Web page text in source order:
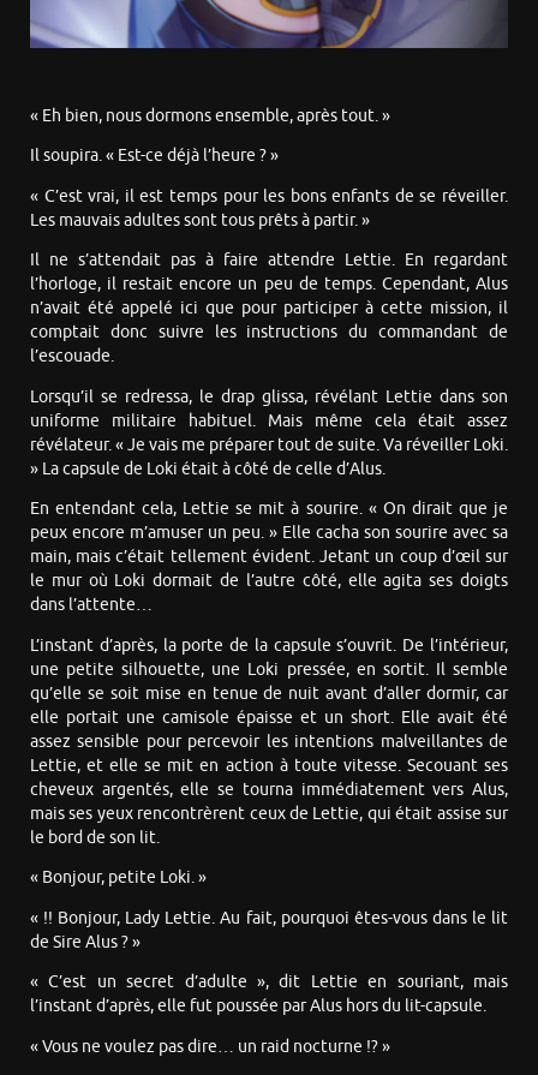
« Eh bien, nous dormons ensemble, après tout. »
Il soupira. « Est-ce déjà l’heure ? »
« C’est vrai, il est temps pour les bons enfants de se réveiller.
Les mauvais adultes sont tous prêts à partir. »
Il ne s’attendait pas à faire attendre Lettie. En regardant
l’horloge, il restait encore un peu de temps. Cependant, Alus
n’avait été appelé ici que pour participer à cette mission, il
comptait donc suivre les instructions du commandant de
l’escouade.
Lorsqu’il se redressa, le drap glissa, révélant Lettie dans son
uniforme militaire habituel. Mais même cela était assez
révélateur. « Je vais me préparer tout de suite. Va réveiller Loki.
» La capsule de Loki était à côté de celle d’Alus.
En entendant cela, Lettie se mit à sourire. « On dirait que je
peux encore m’amuser un peu. » Elle cacha son sourire avec sa
main, mais c’était tellement évident. Jetant un coup d’œil sur
le mur où Loki dormait de l’autre côté, elle agita ses doigts
dans l’attente…
L’instant d’après, la porte de la capsule s’ouvrit. De l’intérieur,
une petite silhouette, une Loki pressée, en sortit. Il semble
qu’elle se soit mise en tenue de nuit avant d’aller dormir, car
elle portait une camisole épaisse et un short. Elle avait été
assez sensible pour percevoir les intentions malveillantes de
Lettie, et elle se mit en action à toute vitesse. Secouant ses
cheveux argentés, elle se tourna immédiatement vers Alus,
mais ses yeux rencontrèrent ceux de Lettie, qui était assise sur
le bord de son lit.
« Bonjour, petite Loki. »
« !! Bonjour, Lady Lettie. Au fait, pourquoi êtes-vous dans le lit
de Sire Alus ? »
« C’est un secret d’adulte », dit Lettie en souriant, mais
l’instant d’après, elle fut poussée par Alus hors du lit-capsule.
« Vous ne voulez pas dire… un raid nocturne !? »